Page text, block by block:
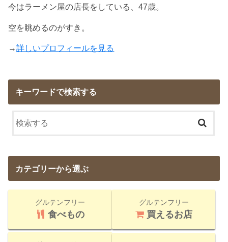
今はラーメン屋の店長をしている、47歳。
空を眺めるのがすき。
→詳しいプロフィールを見る
キーワードで検索する
カテゴリーから選ぶ
グルテンフリー
食べもの
グルテンフリー
買えるお店